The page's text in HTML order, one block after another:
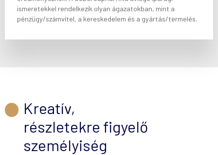
ismeretekkel rendelkezik olyan ágazatokban, mint a
pénzügy/számvitel, a kereskedelem és a gyártás/termelés.
Kreatív,
részletekre figyelő
személyiség